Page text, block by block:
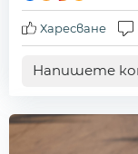
Харесване